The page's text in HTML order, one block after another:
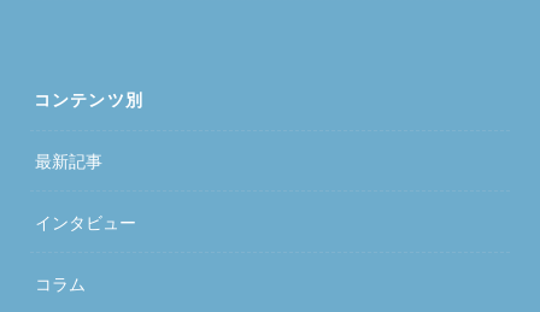
コンテンツ別
最新記事
インタビュー
コラム